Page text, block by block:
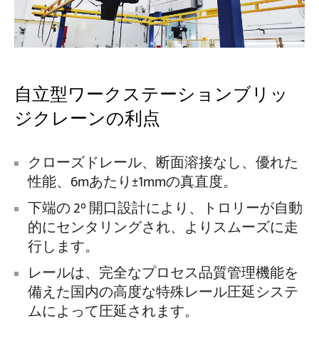
自立型ワークステーションブリッ
ジクレーンの利点
クローズドレール、断面溶接なし、優れた
性能、6mあたり±1mmの真直度。
下端の 2° 開口設計により、トロリーが自動
的にセンタリングされ、よりスムーズに走
行します。
レールは、完全なプロセス品質管理機能を
備えた国内の高度な特殊レール圧延システ
ムによって圧延されます。